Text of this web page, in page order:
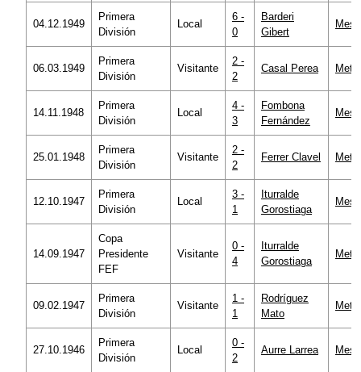
04.12.1949
Primera
División
Local
6 -
0
Barderi
Gibert
06.03.1949
Primera
División
Visitante
2 -
2
Casal Perea
14.11.1948
Primera
División
Local
4 -
3
Fombona
Fernández
25.01.1948
Primera
División
Visitante
2 -
2
Ferrer Clavel
12.10.1947
Primera
División
Local
3 -
1
Iturralde
Gorostiaga
14.09.1947
Copa
Presidente
FEF
Visitante
0 -
4
Iturralde
Gorostiaga
09.02.1947
Primera
División
Visitante
1 -
1
Rodríguez
Mato
27.10.1946
Primera
División
Local
0 -
2
Aurre Larrea